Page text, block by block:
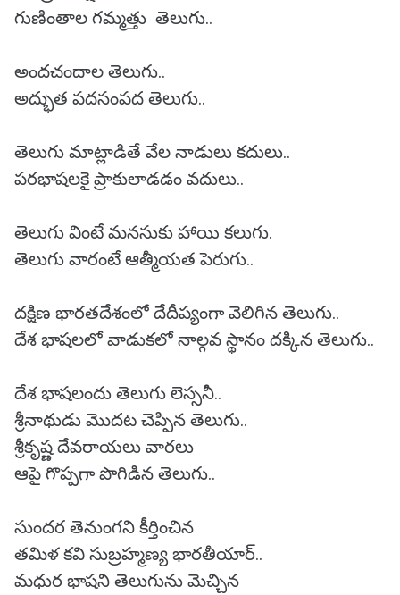
గుణింతాల గమ్మత్తు తెలుగు..
అందచందాల తెలుగు..
అద్భుత పదసంపద తెలుగు..
తెలుగు మాట్లాడితే వేల నాడులు కదులు..
పరభాషలకై ప్రాకులాడడం వదులు..
తెలుగు వింటే మనసుకు హాయి కలుగు.
తెలుగు వారంటే ఆత్మీయత పెరుగు..
దక్షిణ భారతదేశంలో దేదీప్యంగా వెలిగిన తెలుగు..
దేశ భాషలలో వాడుకలో నాల్గవ స్థానం దక్కిన తెలుగు..
దేశ భాషలందు తెలుగు లెస్సనీ..
శ్రీనాథుడు మొదట చెప్పిన తెలుగు..
శ్రీకృష్ణ దేవరాయలు వారలు
ఆపై గొప్పగా పొగిడిన తెలుగు..
సుందర తెనుంగని కీర్తించిన
తమిళ కవి సుబ్రహ్మణ్య భారతీయార్..
మధుర భాషని తెలుగును మెచ్చిన